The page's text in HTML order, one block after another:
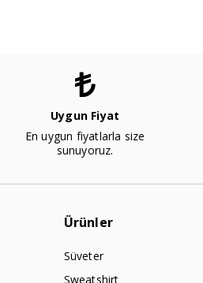
Uygun Fiyat
En uygun fiyatlarla size
sunuyoruz.
Ürünler
Süveter
Sweatshirt